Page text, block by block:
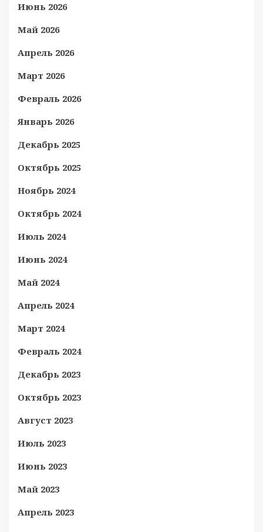
Июнь 2026
Май 2026
Апрель 2026
Март 2026
Февраль 2026
Январь 2026
Декабрь 2025
Октябрь 2025
Ноябрь 2024
Октябрь 2024
Июль 2024
Июнь 2024
Май 2024
Апрель 2024
Март 2024
Февраль 2024
Декабрь 2023
Октябрь 2023
Август 2023
Июль 2023
Июнь 2023
Май 2023
Апрель 2023